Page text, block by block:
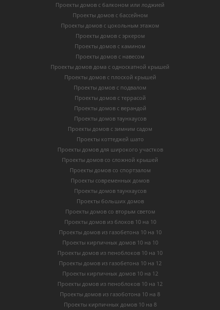
Проекты домов с балконом или лоджией
Проекты домов с бассейном
Проекты домов с цокольным этажом
Проекты домов с эркером
Проекты домов с камином
Проекты домов с навесом
Проекты домов дома с односкатной крышей
Проекты домов с плоской крышей
Проекты домов с подвалом
Проекты домов с террасой
Проекты домов с верандой
Проекты домов таунхаусов
Проекты домов с зимним садом
Проекты коттеджей шато
Проекты домов для широкого участков
Проекты домов со сложной крышей
Проекты домов со спортзалом
Проекты современных домов
Проекты домов таунхаусов
Проекты больших домов
Проекты домов со вторым светом
Проекты домов из блоков 10 на 10
Проекты домов из газобетона 10 на 10
Проекты кирпичных домов 10 на 10
Проекты домов из пеноблоков 10 на 10
Проекты домов из газобетона 10 на 12
Проекты кирпичных домов 10 на 12
Проекты домов из пеноблоков 10 на 12
Проекты домов из газоботона 10 на 8
Проекты кирпичных домов 10 на 8